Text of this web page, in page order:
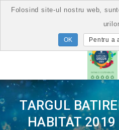
TARGUL
HABITAT
Folosind site-ul nostru web,
Pentru a